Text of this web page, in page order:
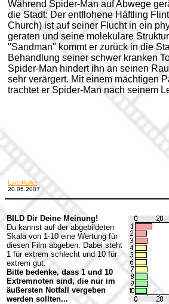
Während Spider-Man auf Abwege
die Stadt: Der entflohene Häftling
Church) ist auf seiner Flucht in ein
geraten und seine molekulare
"Sandman" kommt er zurück in die
Behandlung seiner schwer kranken
Spider-Man hindert ihn an seinen
sehr verärgert. Mit einem mächtigen
trachtet er Spider-Man nach seinem
Lars Haller
20.05.2007
BILD Dir Deine Meinung!
Du kannst auf der abgebildeten
Skala von 1-10 eine Wertung für
diesen Film abgeben. Dabei steht
1 für extrem schlecht und 10 für
extrem gut.
Bitte bedenke, dass 1 und 10
Extremnoten sind, die nur im
äußersten Notfall vergeben
werden sollten...